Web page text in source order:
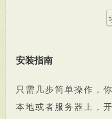
安装指南
只需几步简单操作，
本地或者服务器上，